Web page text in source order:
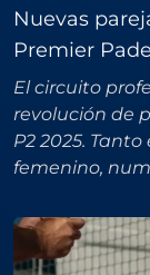
Nuevas
Premier
El circuito
revolución de
P2 2025.
femenino,
p